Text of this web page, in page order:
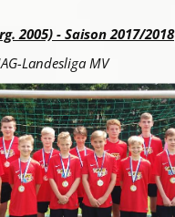
2005) - Saison 2017/2018
Landesliga MV